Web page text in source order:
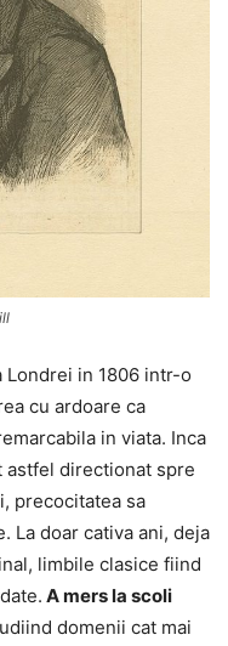
Londrei in 1806 intr-o
cu ardoare ca
in viata. Inca
astfel directionat spre
precocitatea sa
La doar cativa ani, deja
limbile clasice fiind
A mers la scoli
domenii cat mai